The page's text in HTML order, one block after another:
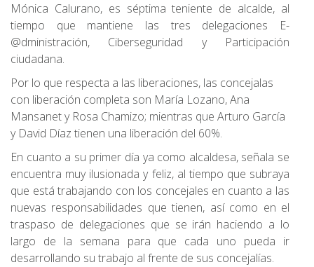
Mónica Calurano, es séptima teniente de alcalde, al
tiempo que mantiene las tres delegaciones E-
@dministración, Ciberseguridad y Participación
ciudadana.
Por lo que respecta a las liberaciones, las concejalas
con liberación completa son María Lozano, Ana
Mansanet y Rosa Chamizo; mientras que Arturo García
y David Díaz tienen una liberación del 60%.
En cuanto a su primer día ya como alcaldesa, señala se
encuentra muy ilusionada y feliz, al tiempo que subraya
que está trabajando con los concejales en cuanto a las
nuevas responsabilidades que tienen, así como en el
traspaso de delegaciones que se irán haciendo a lo
largo de la semana para que cada uno pueda ir
desarrollando su trabajo al frente de sus concejalías.